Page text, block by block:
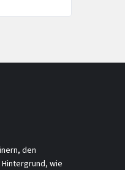
den
wie